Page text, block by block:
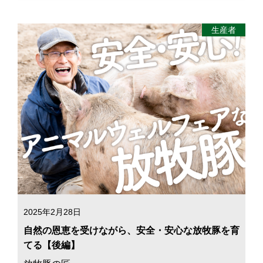
生産者
2025年2月28日
自然の恩恵を受けながら、安全・安心な放牧豚を育
てる【後編】